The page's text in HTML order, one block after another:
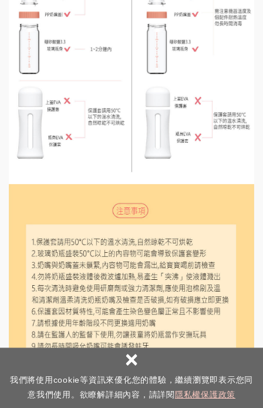
我們將使用cookie等資訊來優化您的體驗，繼續瀏覽即表示您同
意我們使用。欲瞭解詳細內容，請詳閱 隱私權保護政策
×